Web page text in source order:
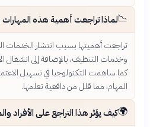
📉لماذا تراجعت أهمية هذه
تراجعت أهميتها بسبب انتشار الخدمات
وخدمات التنظيف، بالإضافة إلى انشغال
كما ساهمت التكنولوجيا في تسهيل
المهام، مما قلل من دافعية تعلمها.
🌍كيف يؤثر هذا التراجع على الأفراد